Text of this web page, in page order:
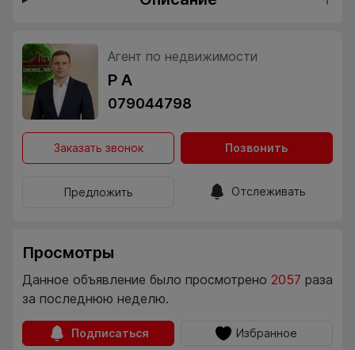
Агент по недвижимости
Р А
079044798
Заказать звонок Позвонить
Предложить Отслеживать
Просмотры
Данное объявление было просмотрено 2057 раза
за последнюю неделю.
Подписаться Избранное